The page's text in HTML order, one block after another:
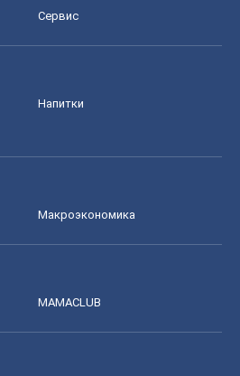
Сервис
Напитки
Mакроэкономика
MAMACLUB